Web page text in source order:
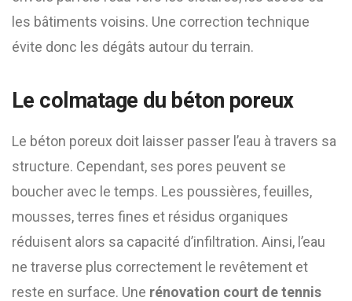
les bâtiments voisins. Une correction technique
évite donc les dégâts autour du terrain.
Le colmatage du béton poreux
Le béton poreux doit laisser passer l’eau à travers sa
structure. Cependant, ses pores peuvent se
boucher avec le temps. Les poussières, feuilles,
mousses, terres fines et résidus organiques
réduisent alors sa capacité d’infiltration. Ainsi, l’eau
ne traverse plus correctement le revêtement et
reste en surface. Une rénovation court de tennis